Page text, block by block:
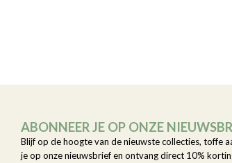
ABONNEER JE OP ONZE
Blijf op de hoogte van de nieuwste collecties, toffe
je op onze nieuwsbrief en ontvang direct 10%